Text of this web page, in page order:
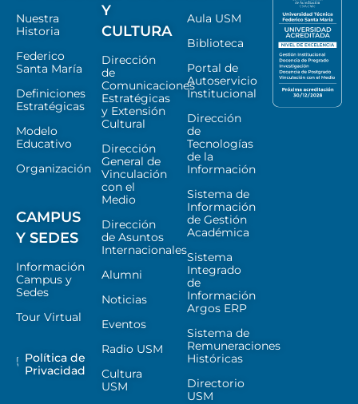
Nuestra
Historia
Federico
Santa María
Definiciones
Estratégicas
Modelo
Educativo
Organización
CAMPUS
Y SEDES
Información
Campus y
Sedes
Tour Virtual
Política de
Privacidad
Y
CULTURA
Dirección
de
Comunicaciones
Estratégicas
y Extensión
Cultural
Dirección
General de
Vinculación
con el
Medio
Dirección
de Asuntos
Internacionales
Alumni
Noticias
Eventos
Radio USM
Cultura
USM
Aula USM
Biblioteca
Portal de
Autoservicio
Institucional
Dirección
de
Tecnologías
de la
Información
Sistema de
Información
de Gestión
Académica
Sistema
Integrado
de
Información
Argos ERP
Sistema de
Remuneraciones
Históricas
Directorio
USM